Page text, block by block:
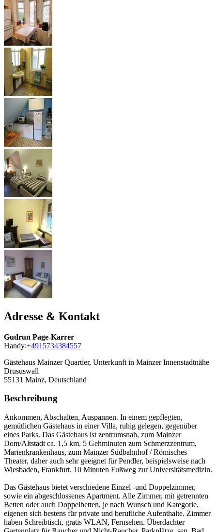
Adresse & Kontakt
Gudrun Page-Karrer
Handy:+4915734384557
Gästehaus Mainzer Quartier, Unterkunft in Mainzer Innenstadtnähe
Drususwall
55131 Mainz, Deutschland
Beschreibung
Ankommen, Abschalten, Auspannen. In einem gepflegten,
gemütlichen Gästehaus in einer Villa, ruhig gelegen, gegenüber
eines Parks. Das Gästehaus ist zentrumsnah, zum Mainzer
Dom/Altstadt ca. 1,5 km. 5 Gehminuten zum Schmerzzentrum,
Marienkrankenhaus, zum Mainzer Südbahnhof / Römisches
Theater, daher auch sehr geeignet für Pendler, beispielsweise nach
Wiesbaden, Frankfurt. 10 Minuten Fußweg zur Universitätsmedizin.
Das Gästehaus bietet verschiedene Einzel -und Doppelzimmer,
sowie ein abgeschlossenes Apartment. Alle Zimmer, mit getrennten
Betten oder auch Doppelbetten, je nach Wunsch und Kategorie,
eigenen sich bestens für private und berufliche Aufenthalte. Zimmer
haben Schreibtisch, gratis WLAN, Fernsehen. Überdachter